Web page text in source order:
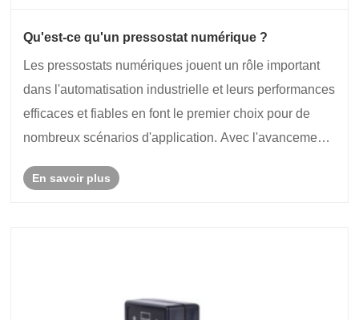
Qu'est-ce qu'un pressostat numérique ?
Les pressostats numériques jouent un rôle important
dans l'automatisation industrielle et leurs performances
efficaces et fiables en font le premier choix pour de
nombreux scénarios d'application. Avec l'avancement
d'application des pressostats nu......
En savoir plus